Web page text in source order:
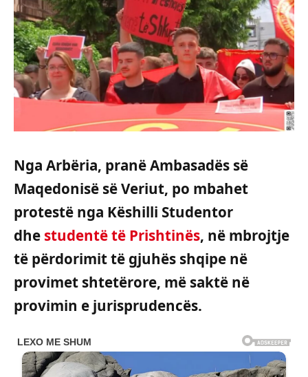
Nga Arbëria, pranë Ambasadës së
Maqedonisë së Veriut, po mbahet
protestë nga Këshilli Studentor
dhe studentë të Prishtinës, në mbrojtje
të përdorimit të gjuhës shqipe në
provimet shtetërore, më saktë në
provimin e jurisprudencës.